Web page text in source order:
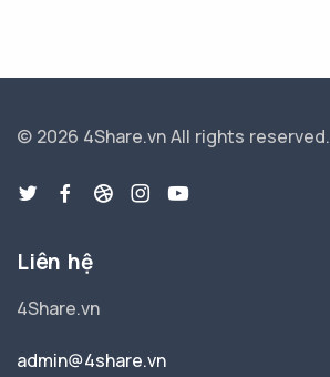
© 2026 4Share.vnAll rights reserved.
Liên hệ
4Share.vn
admin@4share.vn